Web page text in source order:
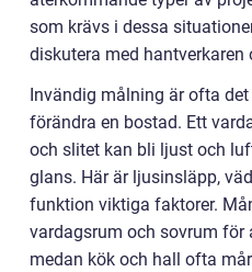
som krävs i dessa
diskutera med
Invändig målning är ofta
förändra en bostad. Ett
och slitet kan bli ljust och
glans. Här är ljusinsläpp,
funktion viktiga faktorer.
vardagsrum och sovrum för
medan kök och hall ofta